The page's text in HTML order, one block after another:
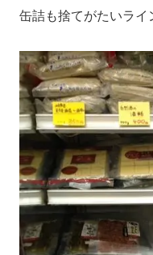
缶詰も捨てがたいライ